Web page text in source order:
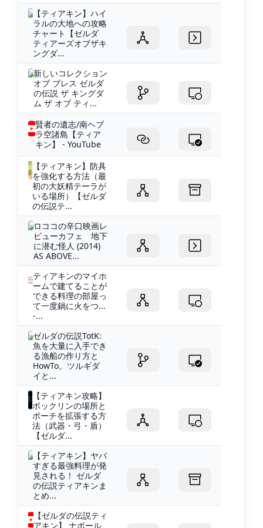
【ティアキン】ハイ
ラルの大地への攻略
チャート【ゼルダ
ティアーズオブザキ
ングダ...
新しいコレクション
オブ ブレス ゼルダ
の伝説 ザ キングダ
ム ザ オブ ティ...
賢者の遺志/南ヘブ
ラ空諸島【ティア
キン】 - YouTube
【ティアキン】防具
を強化する方法（最
初の大妖精テーラが
いる場所）【ゼルダ
の伝説テ...
ロココの辛口映画レ
ビューカフェ 地下
に潜む怪人 (2014)
AS ABOVE...
ティアキンのマイホ
ームで建てることが
できる料理の部屋っ
て一度鍋に火をつ...
-...
ゼルダの伝説TotK:
魚を大量に入手でき
る漁船の作り方と
HowTo。ツルギダ
イと...
【ティアキン攻略】
ボックリンの場所と
ポーチを拡張する方
法（武器・弓・盾）
【ゼルダ...
【ティアキン】ヤバ
すぎる最強料理が発
見される！ ゼルダ
の伝説ティアキンま
とめ...
【ゼルダの伝説ティ
アキン】 ナボール